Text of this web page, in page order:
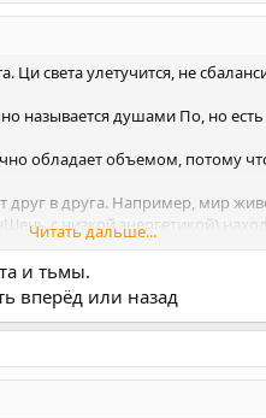
Ци света улетучится, не
называется душами По, но
обладает объемом, потому
в друга. Например, мир
с низкой энергетикой)
с низкой энергетикой)
Читать дальше...
и тьмы.
вперёд или назад